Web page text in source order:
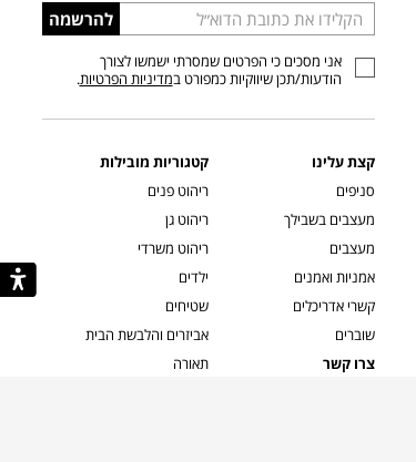
הכניסו
כתובת
דוא”ל
להרשמה
אני מסכים כי הפרטים שמסרתי ישמשו לצורך
הודעות/תכן שיווקיות כמפורט במדיניות הפרטיות.
קצת עלינו
סניפים
מעצבים בשבילך
מעצבים
אמניות ואמנים
קשרי אדריכלים
שוברים
צרו קשר
קטגוריות מובילות
ריהוט פנים
ריהוט גן
ריהוט משרדי
ילדים
שטיחים
אביזרים והלבשת הבית
תאורה